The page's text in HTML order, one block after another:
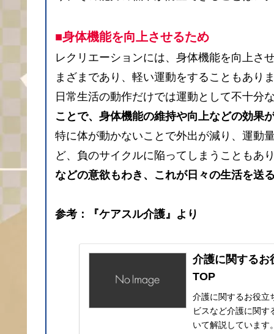
■身体機能を向上させるため
レクリエーションには、身体機能を向上さ
まざまであり、軽い運動をすることもあり
日常生活の動作だけでは運動として不十分
ことで、身体機能の維持や向上などの効果
特に体が動かないことで外出が減り、運動
ど、負のサイクルに陥ってしまうこともあ
などの意欲もわき、これが日々の生活を送
参考：『ケアスル介護』より
介護に関するお
TOP
介護に関するお役立
ビスなど介護に関す
いて解説しています